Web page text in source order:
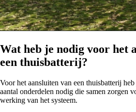
Wat heb je nodig voor het
een thuisbatterij?
Voor het aansluiten van een thuisbatterij
aantal onderdelen nodig die samen zorgen
werking van het systeem.